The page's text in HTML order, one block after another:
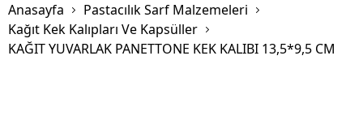
Anasayfa
Pastacılık Sarf Malzemeleri
Kağıt Kek Kalıpları Ve Kapsüller
KAĞIT YUVARLAK PANETTONE KEK KALIBI 13,5*9,5 CM